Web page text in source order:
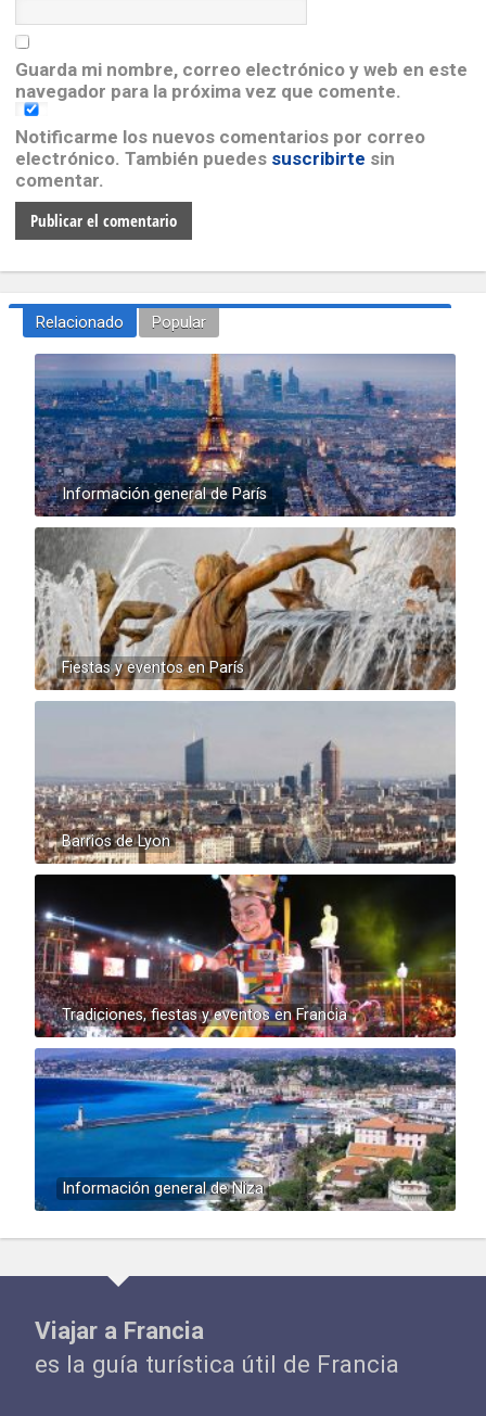
Guarda mi nombre, correo electrónico y web en este
navegador para la próxima vez que comente.
Notificarme los nuevos comentarios por correo
electrónico. También puedes suscribirte sin
comentar.
Relacionado Popular
Información general de París
Fiestas y eventos en París
Barrios de Lyon
Tradiciones, fiestas y eventos en Francia
Información general de Niza
Viajar a Francia
es la guía turística útil de Francia